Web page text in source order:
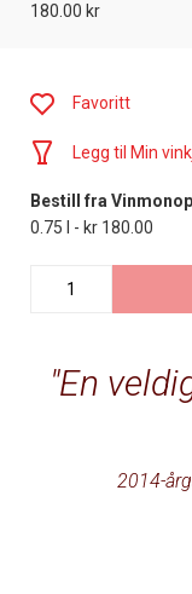
180.00 kr
En
2014-
Favoritt
Legg til Min
Bestill fra
0.75 l - kr 180.00